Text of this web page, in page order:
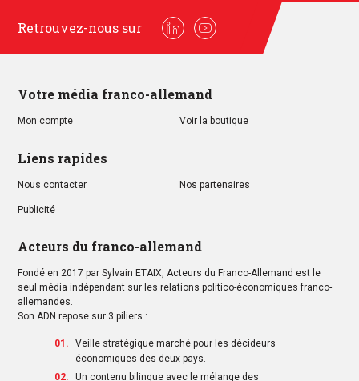
Retrouvez-nous sur
LinkedinYoutube
Votre média franco-allemand
Mon compte Voir la boutique
Liens rapides
Nous contacter Nos partenaires
Publicité
Acteurs du franco-allemand
Fondé en 2017 par Sylvain ETAIX, Acteurs du Franco-Allemand est le
seul média indépendant sur les relations politico-économiques franco-
allemandes.
Son ADN repose sur 3 piliers :
Veille stratégique marché pour les décideurs
économiques des deux pays.
Un contenu bilingue avec le mélange des